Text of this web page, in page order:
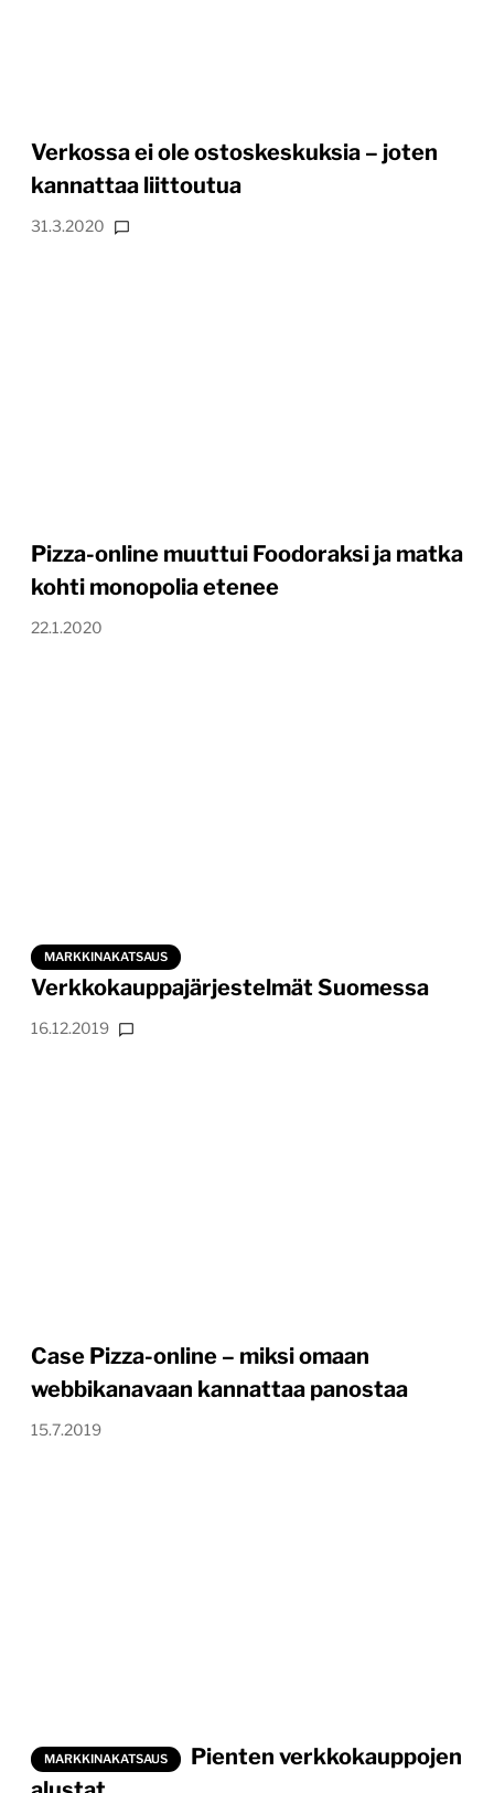
Verkossa ei ole ostoskeskuksia – joten
kannattaa liittoutua
31.3.2020
Pizza-online muuttui Foodoraksi ja matka
kohti monopolia etenee
22.1.2020
MARKKINAKATSAUS
Verkkokauppajärjestelmät Suomessa
16.12.2019
Case Pizza-online – miksi omaan
webbikanavaan kannattaa panostaa
15.7.2019
MARKKINAKATSAUS
Pienten verkkokauppojen